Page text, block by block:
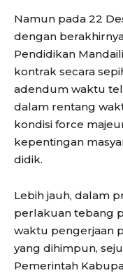
Namun pada 22
dengan
Pendidikan
kontrak secara
adendum waktu
dalam rentang
kondisi force
kepentingan
didik.
Lebih jauh, dalam
perlakuan tebang
waktu pengerjaan
yang dihimpun,
Pemerintah